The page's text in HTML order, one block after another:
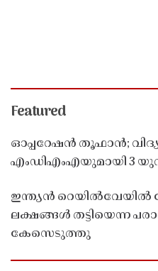
Featured
ഓപ്പറേഷൻ തൂഫാൻ;
എംഡിഎംഎയുമായി 3
ഇന്ത്യൻ റെയിൽവേയിൽ
ലക്ഷങ്ങൾ തട്ടിയെന്ന
കേസെടുത്തു